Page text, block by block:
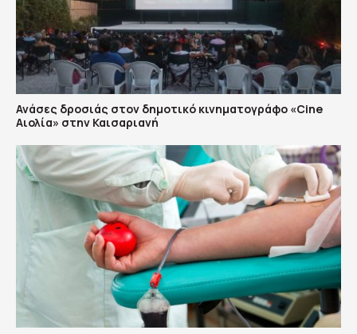
Ανάσες δροσιάς στον δημοτικό κινηματογράφο «Cine
Αιολία» στην Καισαριανή